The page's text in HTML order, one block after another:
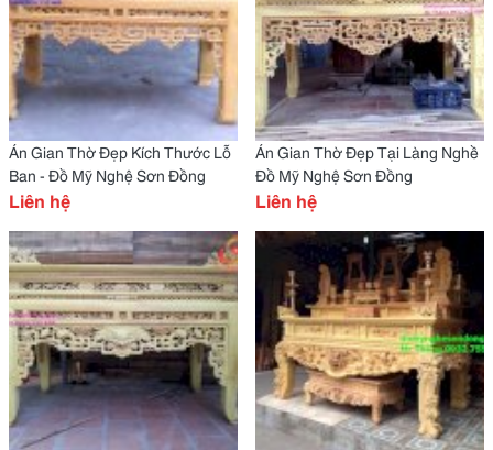
Án Gian Thờ Đẹp Kích Thước Lỗ
Ban - Đồ Mỹ Nghệ Sơn Đồng
Liên hệ
Án Gian Thờ Đẹp Tại Làng Nghề
Đồ Mỹ Nghệ Sơn Đồng
Liên hệ